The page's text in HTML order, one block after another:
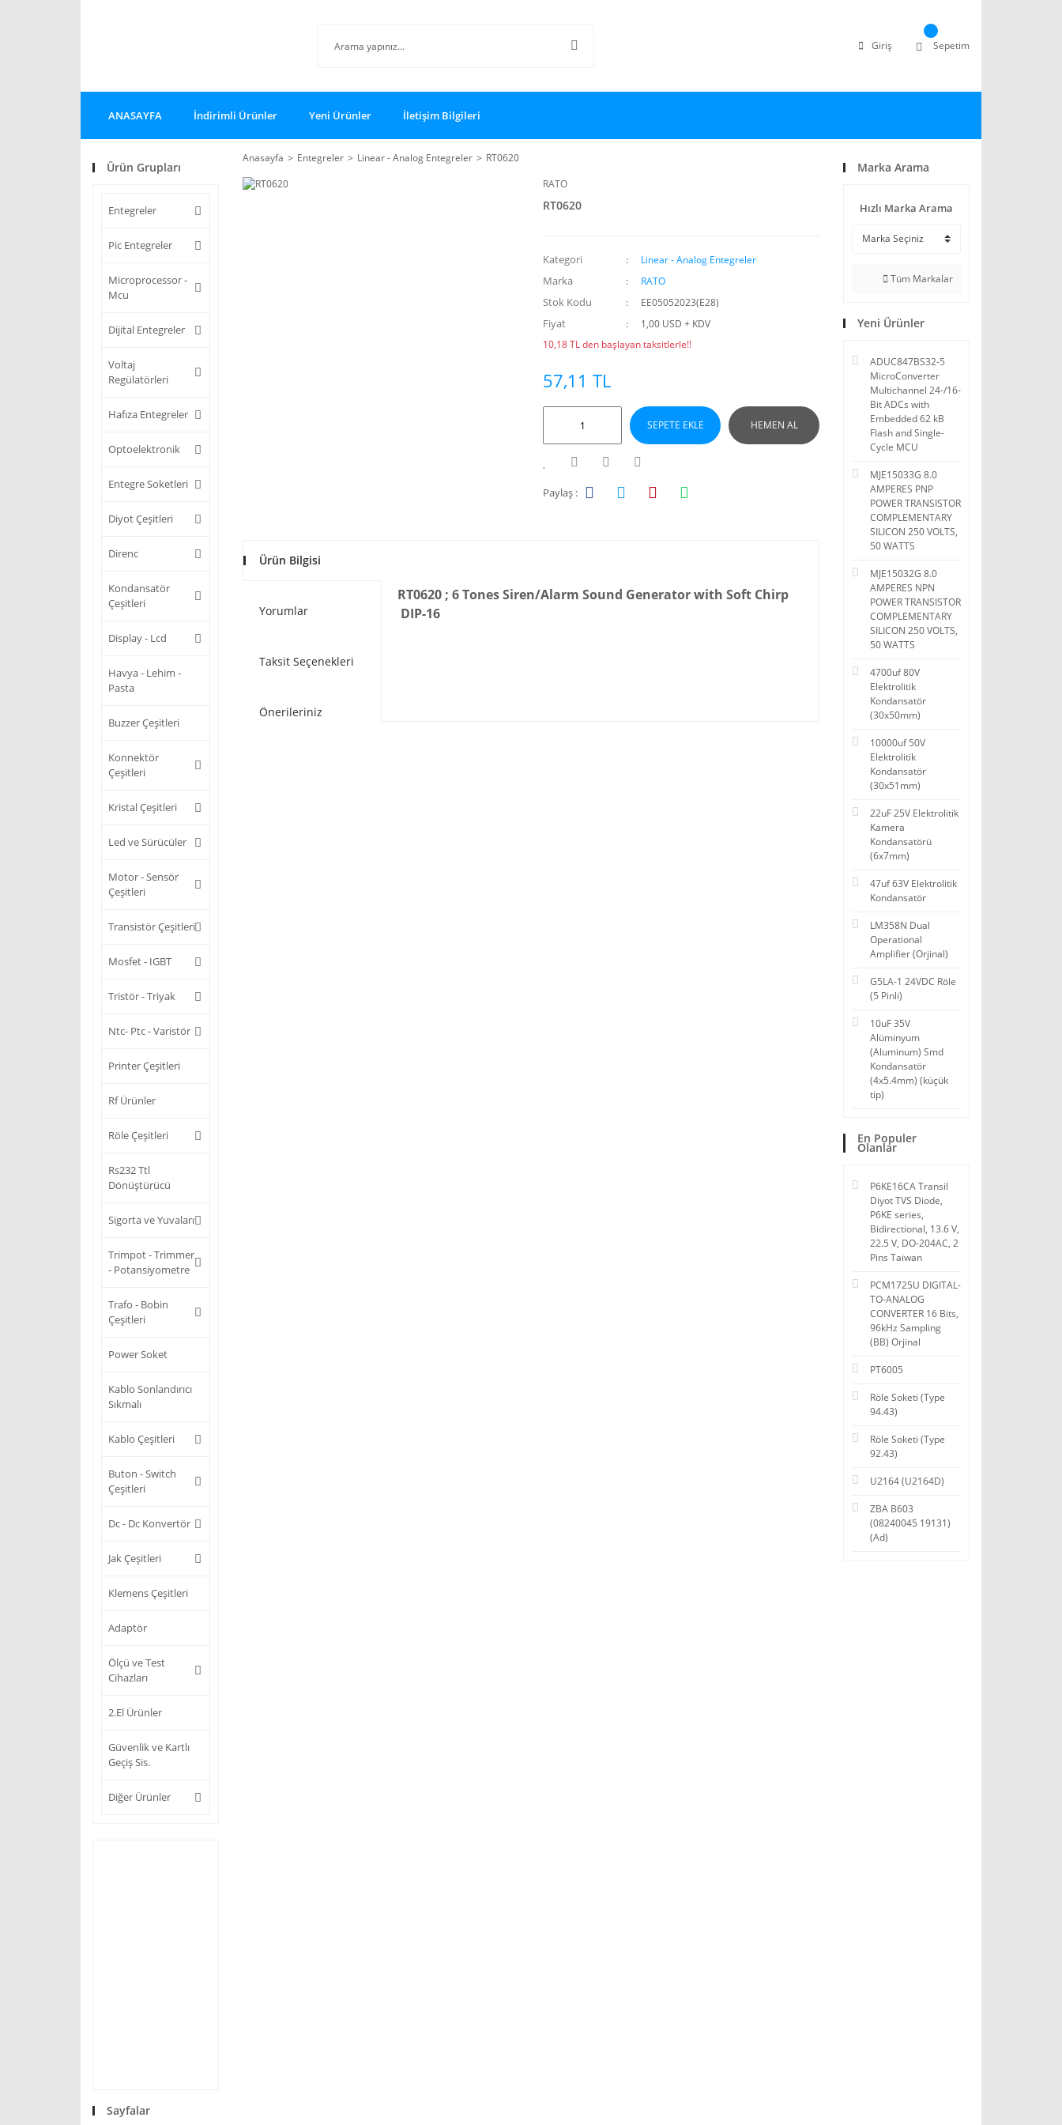
Giriş Sepetim
ANASAYFA İndirimli Ürünler Yeni Ürünler İletişim Bilgileri
Ürün Grupları
Entegreler
Pic Entegreler
Microprocessor -
Mcu
Dijital Entegreler
Voltaj
Regülatörleri
Hafıza Entegreler
Optoelektronik
Entegre Soketleri
Diyot Çeşitleri
Direnc
Kondansatör
Çeşitleri
Display - Lcd
Havya - Lehim -
Pasta
Buzzer Çeşitleri
Konnektör
Çeşitleri
Kristal Çeşitleri
Led ve Sürücüler
Motor - Sensör
Çeşitleri
Transistör Çeşitleri
Mosfet - IGBT
Tristör - Triyak
Ntc- Ptc - Varistör
Printer Çeşitleri
Rf Ürünler
Röle Çeşitleri
Rs232 Ttl
Dönüştürücü
Sigorta ve Yuvaları
Trimpot - Trimmer
- Potansiyometre
Trafo - Bobin
Çeşitleri
Power Soket
Kablo Sonlandırıcı
Sıkmalı
Kablo Çeşitleri
Buton - Switch
Çeşitleri
Dc - Dc Konvertör
Jak Çeşitleri
Klemens Çeşitleri
Adaptör
Ölçü ve Test
Cihazları
2.El Ürünler
Güvenlik ve Kartlı
Geçiş Sis.
Diğer Ürünler
Sayfalar
Anasayfa Entegreler Linear - Analog Entegreler
RT0620
RATO
RT0620
Kategori Linear - Analog Entegreler
Marka RATO
Stok Kodu EE05052023(E28)
Fiyat
1,00 USD + KDV
10,18 TL den başlayan taksitlerle!!
57,11 TL
SEPETE EKLE HEMEN AL
Paylaş :
Ürün Bilgisi
Yorumlar
Taksit Seçenekleri
Önerileriniz
RT0620 ; 6 Tones Siren/Alarm Sound Generator with Soft Chirp
DIP-16
Marka Arama
Hızlı Marka Arama
Tüm Markalar
Yeni Ürünler
ADUC847BS32-5
MicroConverter
Multichannel 24-/16-
Bit ADCs with
Embedded 62 kB
Flash and Single-
Cycle MCU
MJE15033G 8.0
AMPERES PNP
POWER TRANSISTOR
COMPLEMENTARY
SILICON 250 VOLTS,
50 WATTS
MJE15032G 8.0
AMPERES NPN
POWER TRANSISTOR
COMPLEMENTARY
SILICON 250 VOLTS,
50 WATTS
4700uf 80V
Elektrolitik
Kondansatör
(30x50mm)
10000uf 50V
Elektrolitik
Kondansatör
(30x51mm)
22uF 25V Elektrolitik
Kamera
Kondansatörü
(6x7mm)
47uf 63V Elektrolitik
Kondansatör
LM358N Dual
Operational
Amplifier (Orjinal)
G5LA-1 24VDC Röle
(5 Pinli)
10uF 35V
Alüminyum
(Aluminum) Smd
Kondansatör
(4x5.4mm) (küçük
tip)
En Populer
Olanlar
P6KE16CA Transil
Diyot TVS Diode,
P6KE series,
Bidirectional, 13.6 V,
22.5 V, DO-204AC, 2
Pins Taiwan
PCM1725U DIGITAL-
TO-ANALOG
CONVERTER 16 Bits,
96kHz Sampling
(BB) Orjinal
PT6005
Röle Soketi (Type
94.43)
Röle Soketi (Type
92.43)
U2164 (U2164D)
ZBA B603
(08240045 19131)
(Ad)